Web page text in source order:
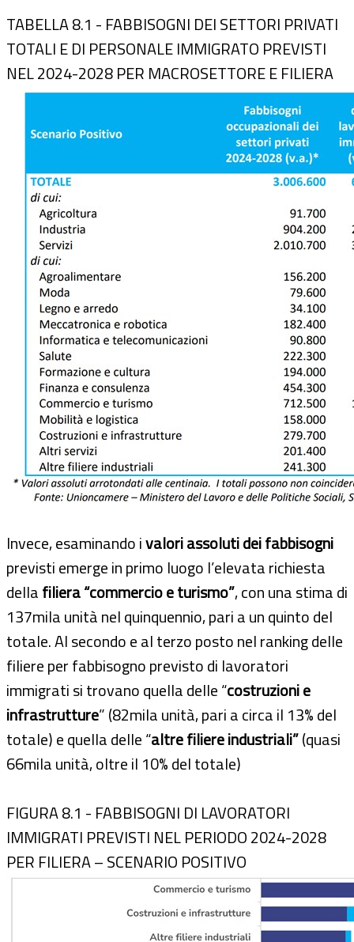
TABELLA 8.1 - FABBISOGNI DEI SETTORI PRIVATI
TOTALI E DI PERSONALE IMMIGRATO PREVISTI
NEL 2024-2028 PER MACROSETTORE E FILIERA
Invece, esaminando ivalori assoluti dei fabbisogni
previsti emerge in primo luogo l’elevata richiesta
dellafiliera “commercio e turismo”, con una stima di
137mila unità nel quinquennio, pari a un quinto del
totale. Al secondo e al terzo posto nel ranking delle
filiere per fabbisogno previsto di lavoratori
immigrati si trovano quella delle “costruzioni e
infrastrutture” (82mila unità, pari a circa il 13% del
totale) e quella delle “altre filiere industriali”(quasi
66mila unità, oltre il 10% del totale)
FIGURA 8.1 - FABBISOGNI DI LAVORATORI
IMMIGRATI PREVISTI NEL PERIODO 2024-2028
PER FILIERA – SCENARIO POSITIVO